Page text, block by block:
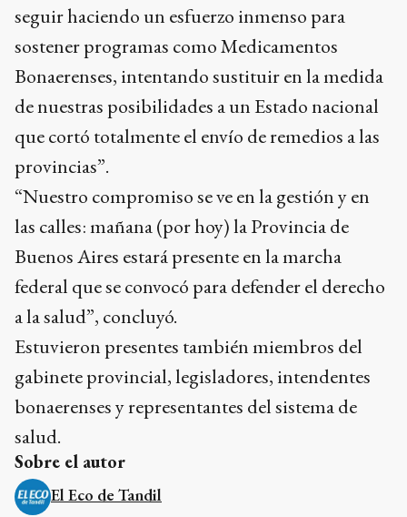
seguir haciendo un esfuerzo inmenso para
sostener programas como Medicamentos
Bonaerenses, intentando sustituir en la medida
de nuestras posibilidades a un Estado nacional
que cortó totalmente el envío de remedios a las
provincias”.
“Nuestro compromiso se ve en la gestión y en
las calles: mañana (por hoy) la Provincia de
Buenos Aires estará presente en la marcha
federal que se convocó para defender el derecho
a la salud”, concluyó.
Estuvieron presentes también miembros del
gabinete provincial, legisladores, intendentes
bonaerenses y representantes del sistema de
salud.
Sobre el autor
El Eco de Tandil